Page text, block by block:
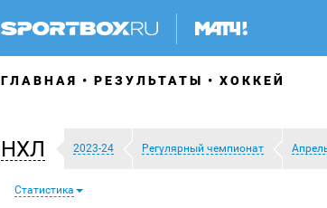
ГЛАВНАЯ РЕЗУЛЬТАТЫ ХОККЕЙ
НХЛ 2023-24 Регулярный чемпионат
Статистика